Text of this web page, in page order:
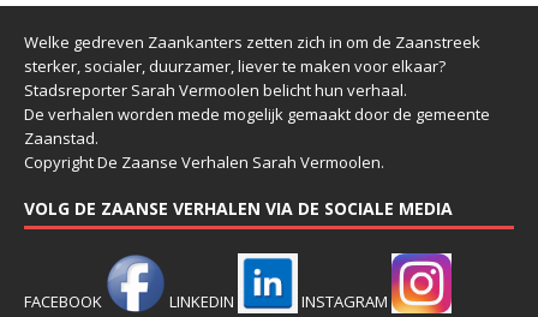
Welke gedreven Zaankanters zetten zich in om de Zaanstreek
sterker, socialer, duurzamer, liever te maken voor elkaar?
Stadsreporter Sarah Vermoolen belicht hun verhaal.
De verhalen worden mede mogelijk gemaakt door de gemeente
Zaanstad.
Copyright De Zaanse Verhalen Sarah Vermoolen.
VOLG DE ZAANSE VERHALEN VIA DE SOCIALE MEDIA
FACEBOOK LINKEDIN INSTAGRAM